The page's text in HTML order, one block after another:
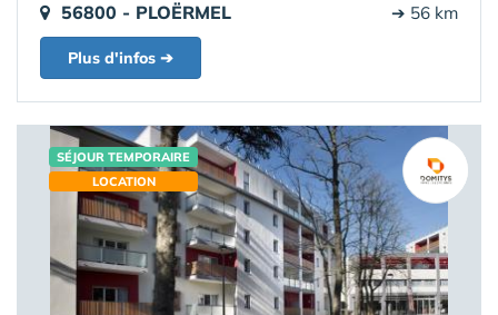
56800 - PLOËRMEL ➔ 56 km
Plus d'infos ➔
SÉJOUR TEMPORAIRE
LOCATION